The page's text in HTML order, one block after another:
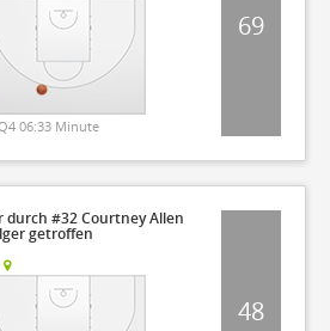
06:33 Minute
69
durch #32 Courtney Allen
getroffen
48